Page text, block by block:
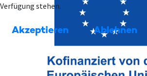
Verfügung stehen.
Akzeptieren Ablehnen